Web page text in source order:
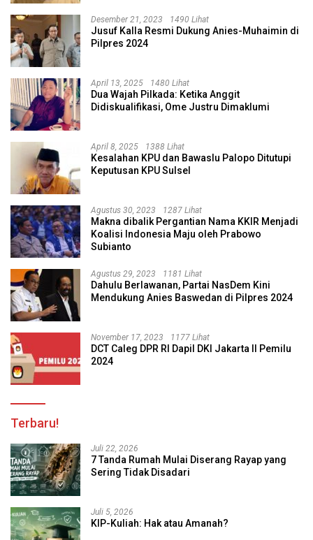
Desember 21, 2023 1490 Lihat
Jusuf Kalla Resmi Dukung Anies-Muhaimin di
Pilpres 2024
April 13, 2025 1480 Lihat
Dua Wajah Pilkada: Ketika Anggit
Didiskualifikasi, Ome Justru Dimaklumi
April 8, 2025 1388 Lihat
Kesalahan KPU dan Bawaslu Palopo Ditutupi
Keputusan KPU Sulsel
Agustus 30, 2023 1287 Lihat
Makna dibalik Pergantian Nama KKIR Menjadi
Koalisi Indonesia Maju oleh Prabowo
Subianto
Agustus 29, 2023 1181 Lihat
Dahulu Berlawanan, Partai NasDem Kini
Mendukung Anies Baswedan di Pilpres 2024
November 17, 2023 1177 Lihat
DCT Caleg DPR RI Dapil DKI Jakarta II Pemilu
2024
Terbaru!
Juli 22, 2026
7 Tanda Rumah Mulai Diserang Rayap yang
Sering Tidak Disadari
Juli 5, 2026
KIP-Kuliah: Hak atau Amanah?